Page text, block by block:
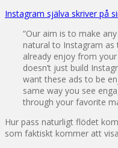
Instagram själva skriver på
“Our aim is to make
natural to Instagram
already enjoy from
doesn’t just build
want these ads to be
same way you see
through your favorite
Hur pass naturligt flödet
som faktiskt kommer att